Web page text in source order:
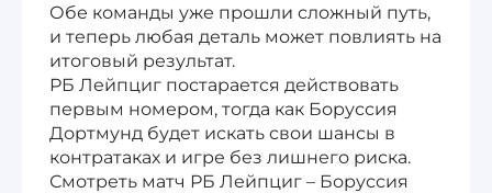
Обе команды уже прошли сложный путь,
и теперь любая деталь может повлиять на
итоговый результат.
РБ Лейпциг постарается действовать
первым номером, тогда как Боруссия
Дортмунд будет искать свои шансы в
контратаках и игре без лишнего риска.
Смотреть матч РБ Лейпциг – Боруссия